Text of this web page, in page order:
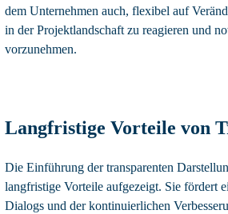
dem Unternehmen auch, flexibel auf
in der Projektlandschaft zu reagieren und
vorzunehmen.
Langfristige Vorteile von
Die Einführung der transparenten
langfristige Vorteile aufgezeigt. Sie fördert
Dialogs und der kontinuierlichen